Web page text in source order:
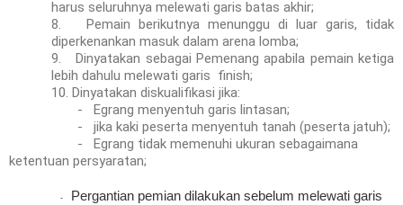
harus seluruhnya melewati garis batas akhir;
8.
Pemain berikutnya menunggu di luar garis, tidak
diperkenankan masuk dalam arena lomba;
9.
Dinyatakan sebagai Pemenang apabila pemain ketiga
lebih dahulu melewati garis finish;
10. Dinyatakan diskualifikasi jika:
-
Egrang menyentuh garis lintasan;
-
jika kaki peserta menyentuh tanah (peserta jatuh);
-
Egrang tidak memenuhi ukuran sebagaimana
ketentuan persyaratan;
-
Pergantian pemian dilakukan sebelum melewati garis